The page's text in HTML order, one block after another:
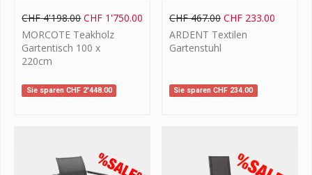
MORCOTE Teakholz
Gartentisch 100 x
220cm
Sie sparen CHF2'448.00
CHF4'198.00 CHF 1'750.00
ARDENT Textilen
Gartenstuhl
Sie sparenCHF 234.00
CHF467.00 CHF 233.00